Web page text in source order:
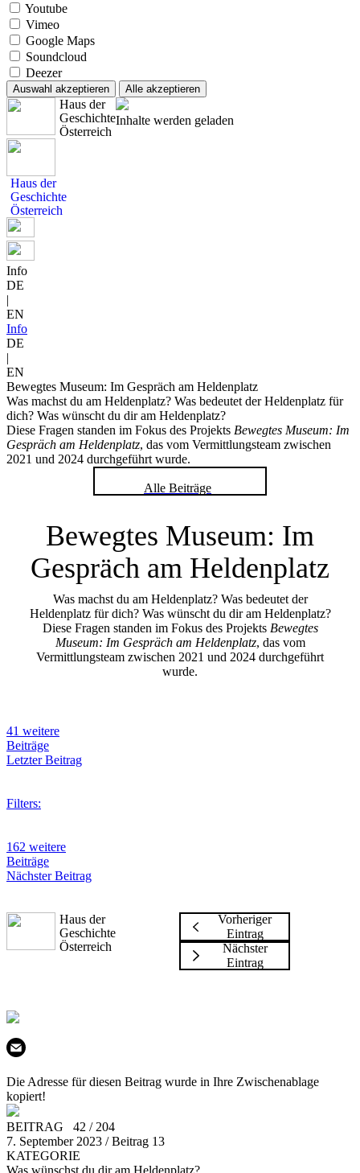
Youtube
Vimeo
Google Maps
Soundcloud
Deezer
Auswahl akzeptieren Alle akzeptieren
Haus der
Geschichte
Österreich
Inhalte werden geladen
Haus der
Geschichte
Österreich
Info
DE
|
EN
Info
DE
|
EN
Bewegtes Museum: Im Gespräch am Heldenplatz
Was machst du am Heldenplatz? Was bedeutet der Heldenplatz für
dich? Was wünscht du dir am Heldenplatz?
Diese Fragen standen im Fokus des Projekts Bewegtes Museum: Im
Gespräch am Heldenplatz, das vom Vermittlungsteam zwischen
2021 und 2024 durchgeführt wurde.
Alle Beiträge
Bewegtes Museum: Im
Gespräch am Heldenplatz
Was machst du am Heldenplatz? Was bedeutet der
Heldenplatz für dich? Was wünscht du dir am Heldenplatz?
Diese Fragen standen im Fokus des Projekts Bewegtes
Museum: Im Gespräch am Heldenplatz, das vom
Vermittlungsteam zwischen 2021 und 2024 durchgeführt
wurde.
41 weitere
Beiträge
Letzter Beitrag
Filters:
162 weitere
Beiträge
Nächster Beitrag
Haus der
Geschichte
Österreich
Vorheriger
Eintrag
Nächster
Eintrag
Die Adresse für diesen Beitrag wurde in Ihre Zwischenablage
kopiert!
BEITRAG 42 / 204
7. September 2023 / Beitrag 13
KATEGORIE
Was wünschst du dir am Heldenplatz?